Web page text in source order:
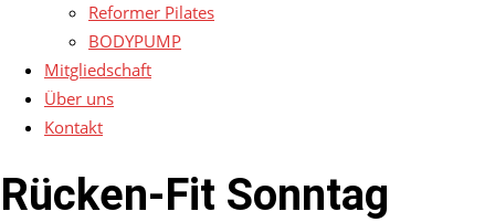
Reformer Pilates
BODYPUMP
Mitgliedschaft
Über uns
Kontakt
Rücken-Fit Sonntag